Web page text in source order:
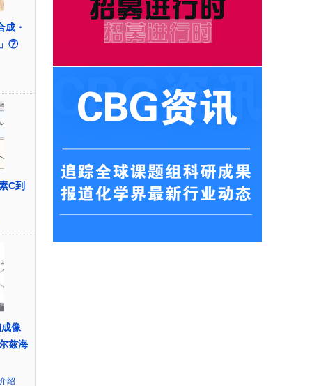
成・
」⑦
C到
像
兹海
绍